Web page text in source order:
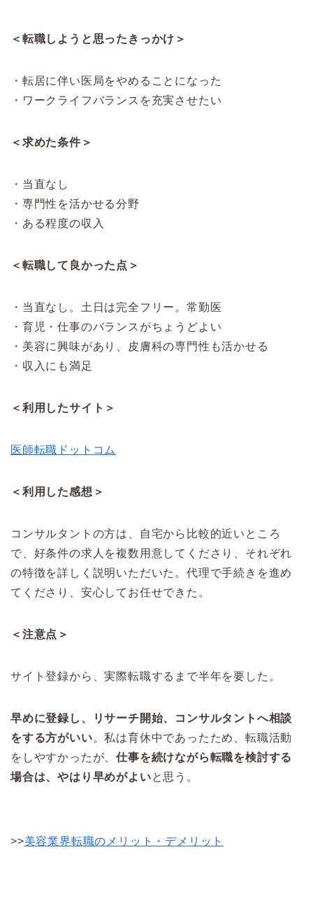
＜転職しようと思ったきっかけ＞
・転居に伴い医局をやめることになった
・ワークライフバランスを充実させたい
＜求めた条件＞
・当直なし
・専門性を活かせる分野
・ある程度の収入
＜転職して良かった点＞
・当直なし。土日は完全フリー。常勤医
・育児・仕事のバランスがちょうどよい
・美容に興味があり、皮膚科の専門性も活かせる
・収入にも満足
＜利用したサイト＞
医師転職ドットコム
＜利用した感想＞
コンサルタントの方は、自宅から比較的近いところ
で、好条件の求人を複数用意してくださり、それぞれ
の特徴を詳しく説明いただいた。代理で手続きを進め
てくださり、安心してお任せできた。
＜注意点＞
サイト登録から、実際転職するまで半年を要した。
早めに登録し、リサーチ開始、コンサルタントへ相談
をする方がいい。私は育休中であったため、転職活動
をしやすかったが、仕事を続けながら転職を検討する
場合は、やはり早めがよいと思う。
>>美容業界転職のメリット・デメリット